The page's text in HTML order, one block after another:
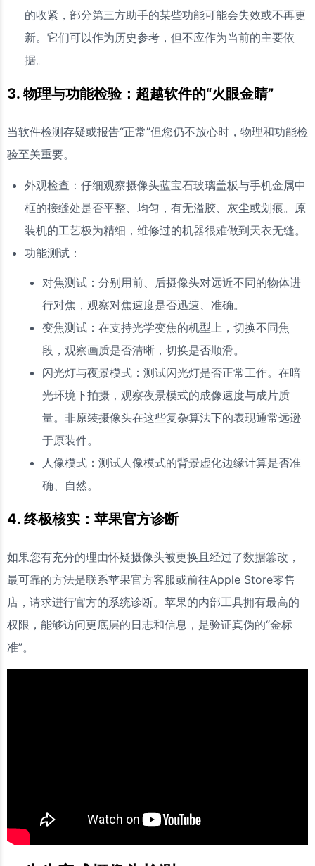
的收紧，部分第三方助手的某些功能可能会失效或不再更
新。它们可以作为历史参考，但不应作为当前的主要依
据。
3. 物理与功能检验：超越软件的“火眼金睛”
当软件检测存疑或报告“正常”但您仍不放心时，物理和功能检
验至关重要。
外观检查：仔细观察摄像头蓝宝石玻璃盖板与手机金属中
框的接缝处是否平整、均匀，有无溢胶、灰尘或划痕。原
装机的工艺极为精细，维修过的机器很难做到天衣无缝。
功能测试：
对焦测试：分别用前、后摄像头对远近不同的物体进
行对焦，观察对焦速度是否迅速、准确。
变焦测试：在支持光学变焦的机型上，切换不同焦
段，观察画质是否清晰，切换是否顺滑。
闪光灯与夜景模式：测试闪光灯是否正常工作。在暗
光环境下拍摄，观察夜景模式的成像速度与成片质
量。非原装摄像头在这些复杂算法下的表现通常远逊
于原装件。
人像模式：测试人像模式的背景虚化边缘计算是否准
确、自然。
4. 终极核实：苹果官方诊断
如果您有充分的理由怀疑摄像头被更换且经过了数据篡改，
最可靠的方法是联系苹果官方客服或前往Apple Store零售
店，请求进行官方的系统诊断。苹果的内部工具拥有最高的
权限，能够访问更底层的日志和信息，是验证真伪的“金标
准”。